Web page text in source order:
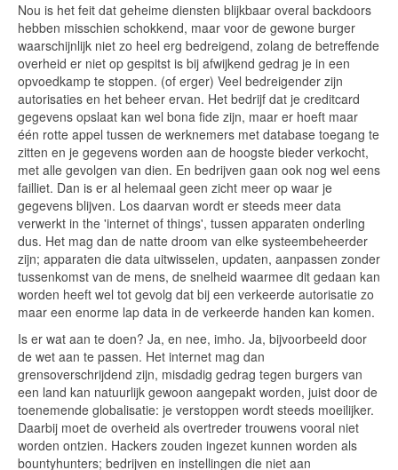
Nou is het feit dat geheime diensten blijkbaar overal backdoors
hebben misschien schokkend, maar voor de gewone burger
waarschijnlijk niet zo heel erg bedreigend, zolang de betreffende
overheid er niet op gespitst is bij afwijkend gedrag je in een
opvoedkamp te stoppen. (of erger) Veel bedreigender zijn
autorisaties en het beheer ervan. Het bedrijf dat je creditcard
gegevens opslaat kan wel bona fide zijn, maar er hoeft maar
één rotte appel tussen de werknemers met database toegang te
zitten en je gegevens worden aan de hoogste bieder verkocht,
met alle gevolgen van dien. En bedrijven gaan ook nog wel eens
failliet. Dan is er al helemaal geen zicht meer op waar je
gegevens blijven. Los daarvan wordt er steeds meer data
verwerkt in the 'internet of things', tussen apparaten onderling
dus. Het mag dan de natte droom van elke systeembeheerder
zijn; apparaten die data uitwisselen, updaten, aanpassen zonder
tussenkomst van de mens, de snelheid waarmee dit gedaan kan
worden heeft wel tot gevolg dat bij een verkeerde autorisatie zo
maar een enorme lap data in de verkeerde handen kan komen.
Is er wat aan te doen? Ja, en nee, imho. Ja, bijvoorbeeld door
de wet aan te passen. Het internet mag dan
grensoverschrijdend zijn, misdadig gedrag tegen burgers van
een land kan natuurlijk gewoon aangepakt worden, juist door de
toenemende globalisatie: je verstoppen wordt steeds moeilijker.
Daarbij moet de overheid als overtreder trouwens vooral niet
worden ontzien. Hackers zouden ingezet kunnen worden als
bountyhunters; bedrijven en instellingen die niet aan